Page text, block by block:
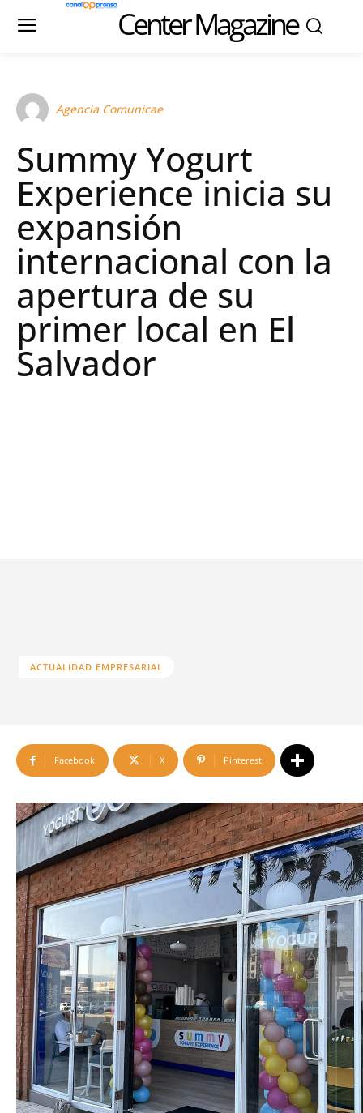
Center Magazine
Agencia Comunicae
Summy Yogurt
Experience inicia su
expansión
internacional con la
apertura de su
primer local en El
Salvador
ACTUALIDAD EMPRESARIAL
Facebook X Pinterest